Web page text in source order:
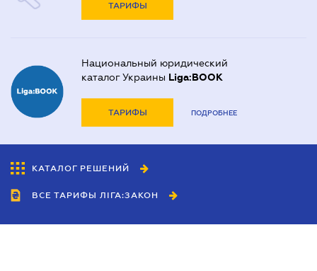
ТАРИФЫ
Национальный юридический
каталог Украины Liga:BOOK
ТАРИФЫ ПОДРОБНЕЕ
КАТАЛОГ РЕШЕНИЙ
ВСЕ ТАРИФЫ ЛІГА:ЗАКОН